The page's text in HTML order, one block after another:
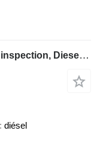
Atlas Copco QES 105 JD ST3 Valid inspection, Diesel, 105 kVA
diésel